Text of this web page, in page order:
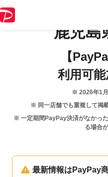
鹿児島
【
利用可
※ 2026年1
※ 同一店舗でも重複して掲
※ 一定期間PayPay決済がなかっ
る場合
最新情報はPayPay